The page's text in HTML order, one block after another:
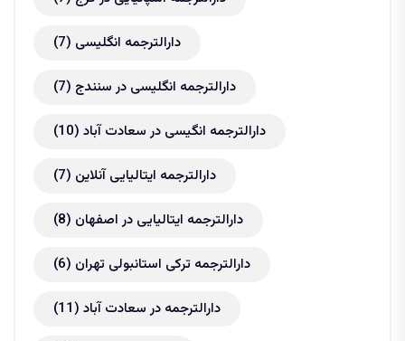
دارالترجمه انگلیسی (7)
دارالترجمه انگلیسی در سنندج (7)
دارالترجمه انگیسی در سعادت آباد (10)
دارالترجمه ایتالیایی آنلاین (7)
دارالترجمه ایتالیایی در اصفهان (8)
دارالترجمه ترکی استانبولی تهران (6)
دارالترجمه در سعادت آباد (11)